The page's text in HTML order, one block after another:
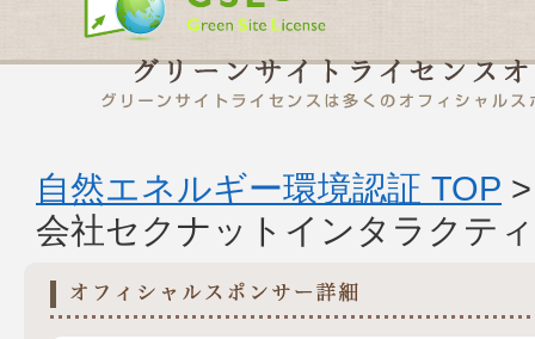
自然エネルギー環境認証 TOP
会社セクナットインタラクテ